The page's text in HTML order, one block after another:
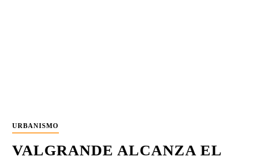
URBANISMO
VALGRANDE ALCANZA EL